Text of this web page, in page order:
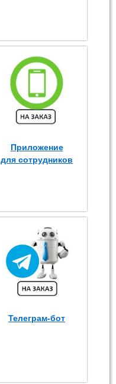
Приложение
для сотрудников
Телеграм-бот